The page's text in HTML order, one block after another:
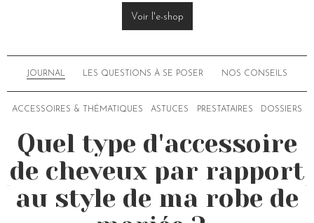
Voir l'e-shop
JOURNAL LES QUESTIONS À SE POSER NOS CONSEILS
ACCESSOIRES & THÉMATIQUES ASTUCES PRESTATAIRES DOSSIERS
Quel type d'accessoire
de cheveux par rapport
au style de ma robe de